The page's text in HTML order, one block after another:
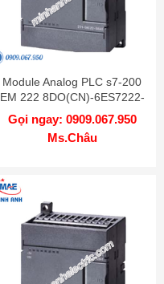
Module Analog PLC s7-200
EM 222 8DO(CN)-6ES7222-
1BF22-0XA8
Gọi ngay: 0909.067.950
Ms.Châu